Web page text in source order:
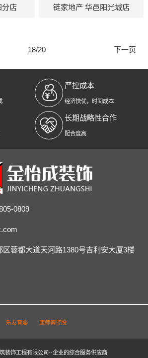
阳分
分店 地址：链家地产 华邑阳光
链家地产 华邑阳光城店
18/20 下一页
严控成本
经济快优，时间成本
长期战略性合作
配合度高
0809
蓉都大道天河路1380号吉利安大厦3楼
乐友育婴 康师傅控股
装饰工程有限公司--企业的综合服务供应商